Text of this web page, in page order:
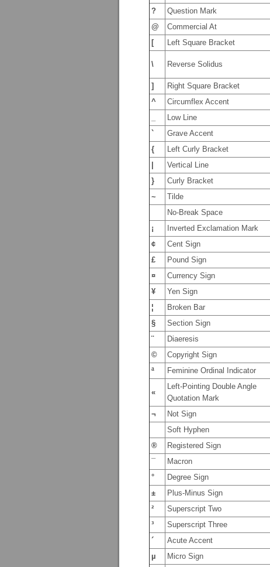
?
Question Mark
@
Commercial At
[
Left Square Bracket
\ Reverse Solidus
]
Right Square Bracket
^
Circumflex Accent
Low Line
`
Grave Accent
{
Left Curly Bracket
Vertical Line
}
Curly Bracket
~
Tilde
No-Break Space
¡
Inverted Exclamation Mark
¢
Cent Sign
£
Pound Sign
¤
Currency Sign
¥
Yen Sign
¦
Broken Bar
§
Section Sign
¨
Diaeresis
©
Copyright Sign
ª
Feminine Ordinal Indicator
«
Left-Pointing Double Angle
Quotation Mark
¬
Not Sign
Soft Hyphen
®
Registered Sign
¯
Macron
°
Degree Sign
±
Plus-Minus Sign
²
Superscript Two
³
Superscript Three
´
Acute Accent
µ
Micro Sign